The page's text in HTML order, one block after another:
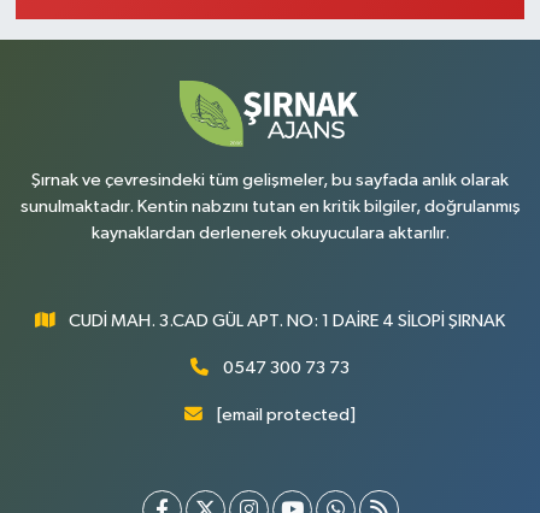
Şırnak ve çevresindeki tüm gelişmeler, bu sayfada anlık olarak
sunulmaktadır. Kentin nabzını tutan en kritik bilgiler, doğrulanmış
kaynaklardan derlenerek okuyuculara aktarılır.
CUDİ MAH. 3.CAD GÜL APT. NO: 1 DAİRE 4 SİLOPİ ŞIRNAK
0547 300 73 73
[email protected]